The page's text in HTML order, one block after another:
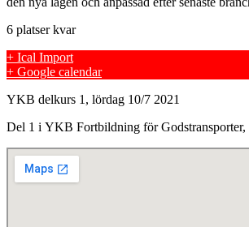
6 platser kvar
+ Ical Import
+ Google calendar
YKB delkurs 1, lördag 10/7 2021
Del 1 i YKB Fortbildning för Godstransporter,